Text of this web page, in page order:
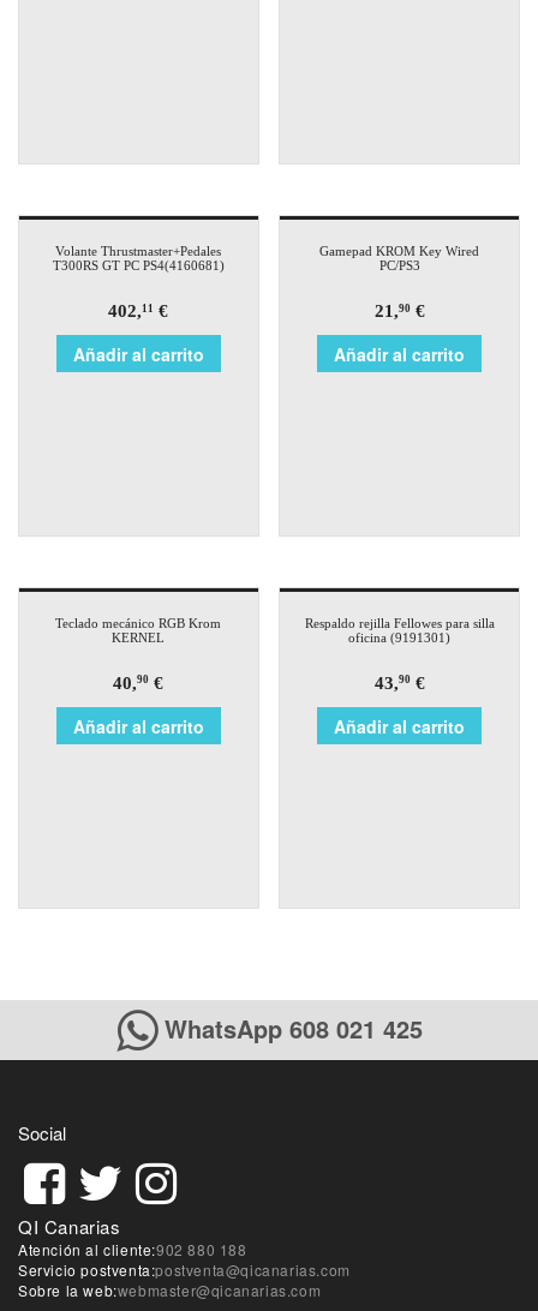
Volante Thrustmaster+Pedales
T300RS GT PC PS4(4160681)
402,11 €
Añadir al carrito
Gamepad KROM Key Wired
PC/PS3
21,90€
Añadir al carrito
Teclado mecánico RGB Krom
KERNEL
40,90 €
Añadir al carrito
Respaldo rejilla Fellowes para silla
oficina (9191301)
43,90€
Añadir al carrito
WhatsApp 608 021 425
Social
QI Canarias
Atención al cliente:902 880 188
Servicio postventa:postventa@qicanarias.com
Sobre la web:webmaster@qicanarias.com